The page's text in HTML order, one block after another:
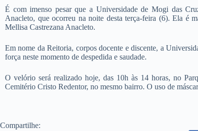
É com imenso pesar que a Universidade de Mogi das
Anacleto, que ocorreu na noite desta terça-feira (6). Ela é
Mellisa Castrezana Anacleto.
Em nome da Reitoria, corpos docente e discente, a
força neste momento de despedida e saudade.
O velório será realizado hoje, das 10h às 14 horas, no
Cemitério Cristo Redentor, no mesmo bairro. O uso de
Compartilhe: